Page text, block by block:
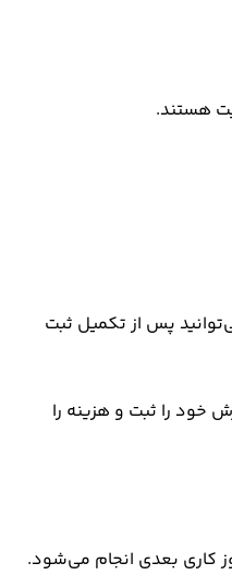
هستند.
پس از تکمیل ثبت
را ثبت و هزینه را
روز کاری بعدی انجام می‌شود.